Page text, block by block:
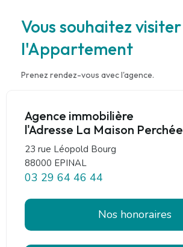
Vous souhaitez visiter
l'Appartement
Prenez rendez-vous avec l'agence.
Agence immobilière
l'Adresse La Maison Perchée
23 rue Léopold Bourg
88000 EPINAL
03 29 64 46 44
Nos honoraires